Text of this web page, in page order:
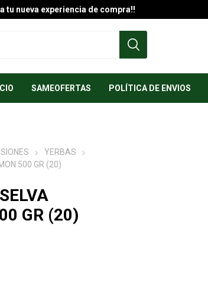
a tu nueva experiencia de compra!!
SAMEOFERTAS POLÍTICA DE ENVIOS
YERBAS
500 GR (20)
GR (20)